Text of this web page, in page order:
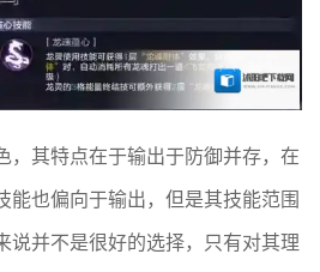
，其特点在于输出于防御并存，在
能也偏向于输出，但是其技能范围
说并不是很好的选择，只有对其理